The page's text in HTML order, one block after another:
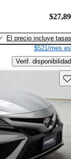
El precio incluye tasas
$521/mes
Verif. disponibilidad